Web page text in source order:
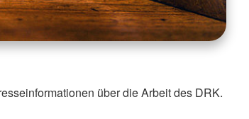
über die Arbeit des DRK.